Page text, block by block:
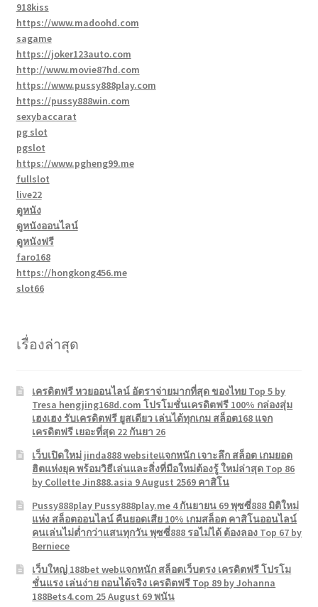
918kiss
https://www.madoohd.com
sagame
https://joker123auto.com
http://www.movie87hd.com
https://www.pussy888play.com
https://pussy888win.com
sexybaccarat
pg slot
pgslot
https://www.pgheng99.me
fullslot
live22
ดูหนัง
ดูหนังออนไลน์
ดูหนังฟรี
faro168
https://hongkong456.me
slot66
เรื่องล่าสุด
เครดิตฟรี หวยออนไลน์ อัตราจ่ายมากที่สุด ของไทย Top 5 by
Tresa hengjing168d.com โปรโมชั่นเครดิตฟรี 100% กล่องสุ่ม
เฮงเฮง รับเครดิตฟรี ยูสเดียว เล่นได้ทุกเกม สล็อต168 แจก
เครดิตฟรี เยอะที่สุด 22 กันยา 26
เว็บเปิดใหม่ jinda888 websiteแจกหนัก เจาะลึก สล็อต เกมยอด
ฮิตแห่งยุค พร้อมวิธีเล่นและสิ่งที่มือใหม่ต้องรู้ ใหม่ล่าสุด Top 86
by Collette Jin888.asia 9 August 2569 คาสิโน
Pussy888play Pussy888play.me 4 กันยายน 69 พุซซี่888 มิติใหม่
แห่ง สล็อตออนไลน์ คืนยอดเสีย 10% เกมสล็อต คาสิโนออนไลน์
คนเล่นไม่ต่ำกว่าแสนทุกวัน พุซซี่888 รอไม่ได้ ต้องลอง Top 67 by
Berniece
เว็บใหญ่ 188bet webแจกหนัก สล็อตเว็บตรง เครดิตฟรี โปรโม
ชั่นแรง เล่นง่าย ถอนได้จริง เครดิตฟรี Top 89 by Johanna
188Bets4.com 25 August 69 พนัน